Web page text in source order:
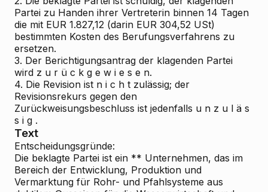
Partei zu Handen ihrer Vertreterin binnen 14 Tagen
die mit EUR 1.827,12 (darin EUR 304,52 USt)
bestimmten Kosten des Berufungsverfahrens zu
ersetzen.
3. Der Berichtigungsantrag der klagenden Partei
wird z u r ü c k g e w i e s e n.
4. Die Revision ist n i c h t zulässig; der
Revisionsrekurs gegen den
Zurückweisungsbeschluss ist jedenfalls u n z u l ä s
s i g .
Text
Entscheidungsgründe:
Die beklagte Partei ist ein ** Unternehmen, das im
Bereich der Entwicklung, Produktion und
Vermarktung für Rohr- und Pfahlsysteme aus